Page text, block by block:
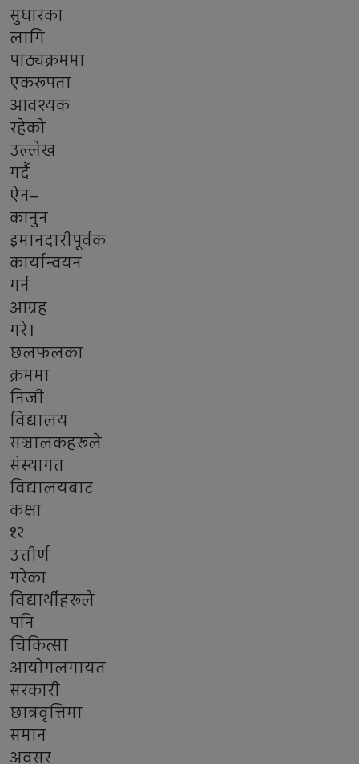
सुधारका
लागि
पाठ्यक्रममा
एकरूपता
आवश्यक
रहेको
उल्लेख
गर्दै
ऐन–
कानुन
इमानदारीपूर्वक
कार्यान्वयन
गर्न
आग्रह
गरे।
छलफलका
क्रममा
निजी
विद्यालय
सञ्चालकहरूले
संस्थागत
विद्यालयबाट
कक्षा
१२
उत्तीर्ण
गरेका
विद्यार्थीहरूले
पनि
चिकित्सा
आयोगलगायत
सरकारी
छात्रवृत्तिमा
समान
अवसर